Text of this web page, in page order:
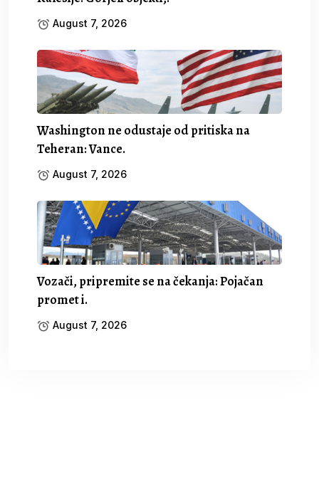
August 7, 2026
Washington ne odustaje od pritiska na
Teheran: Vance.
August 7, 2026
Vozači, pripremite se na čekanja: Pojačan
promet i.
August 7, 2026